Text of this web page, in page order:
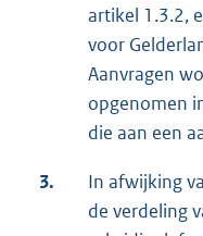
artikel 1.3.2,
voor
Aanvragen
opgenomen
die aan een
3.
In afwijking
de verdeling